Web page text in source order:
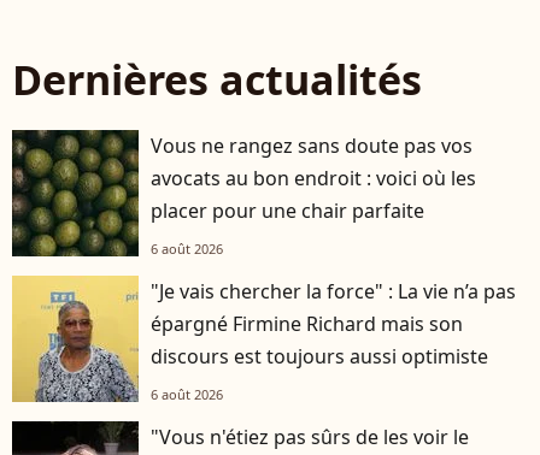
Dernières actualités
Vous ne rangez sans doute pas vos
avocats au bon endroit : voici où les
placer pour une chair parfaite
6 août 2026
"Je vais chercher la force" : La vie n’a pas
épargné Firmine Richard mais son
discours est toujours aussi optimiste
6 août 2026
"Vous n'étiez pas sûrs de les voir le